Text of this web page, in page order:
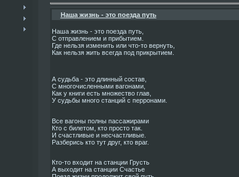
Наша жизнь - это поезда путь
Наша жизнь - это поезда путь,
С отправлением и прибытием.
Где нельзя изменить или что-то вернуть,
Как нельзя жить всегда под прикрытием.
А судьба - это длинный состав,
С многочисленными вагонами,
Как у книги есть множество глав,
У судьбы много станций с перронами.
Все вагоны полны пассажирами
Кто с билетом, кто просто так.
И счастливые и несчастливые.
Разберись кто тут друг, кто враг.
Кто-то входит на станции Грусть
А выходит на станции Счастье